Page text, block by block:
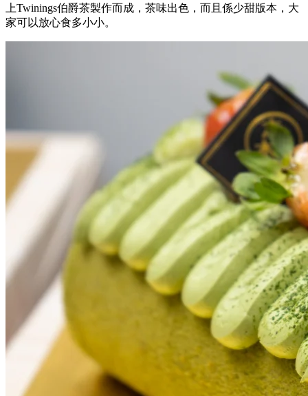
上Twinings伯爵茶製作而成，茶味出色，而且係少甜版本，大
家可以放心食多小小。